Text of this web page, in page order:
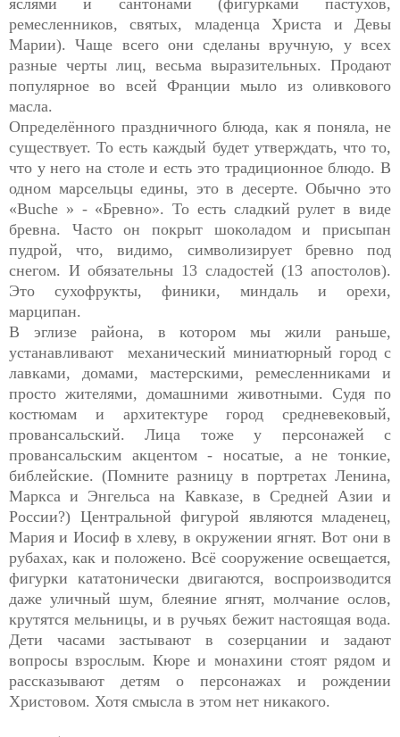
ремесленников, святых, младенца Христа и Девы
Марии). Чаще всего они сделаны вручную, у всех
разные черты лиц, весьма выразительных. Продают
популярное во всей Франции мыло из оливкового
масла.
Определённого праздничного блюда, как я поняла, не
существует. То есть каждый будет утверждать, что то,
что у него на столе и есть это традиционное блюдо. В
одном марсельцы едины, это в десерте. Обычно это
«Buche » - «Бревно». То есть сладкий рулет в виде
бревна. Часто он покрыт шоколадом и присыпан
пудрой, что, видимо, символизирует бревно под
снегом. И обязательны 13 сладостей (13 апостолов).
Это сухофрукты, финики, миндаль и орехи,
марципан.
В эглизе района, в котором мы жили раньше,
устанавливают механический миниатюрный город с
лавками, домами, мастерскими, ремесленниками и
просто жителями, домашними животными. Судя по
костюмам и архитектуре город средневековый,
провансальский. Лица тоже у персонажей с
провансальским акцентом - носатые, а не тонкие,
библейские. (Помните разницу в портретах Ленина,
Маркса и Энгельса на Кавказе, в Средней Азии и
России?) Центральной фигурой являются младенец,
Мария и Иосиф в хлеву, в окружении ягнят. Вот они в
рубахах, как и положено. Всё сооружение освещается,
фигурки кататонически двигаются, воспроизводится
даже уличный шум, блеяние ягнят, молчание ослов,
крутятся мельницы, и в ручьях бежит настоящая вода.
Дети часами застывают в созерцании и задают
вопросы взрослым. Кюре и монахини стоят рядом и
рассказывают детям о персонажах и рождении
Христовом. Хотя смысла в этом нет никакого.